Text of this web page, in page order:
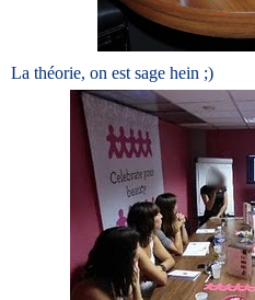
La théorie, on est sage hein ;)